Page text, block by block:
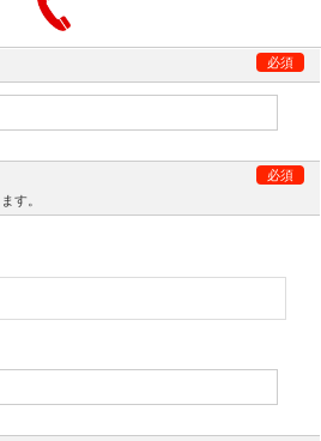
必須
必須
す。